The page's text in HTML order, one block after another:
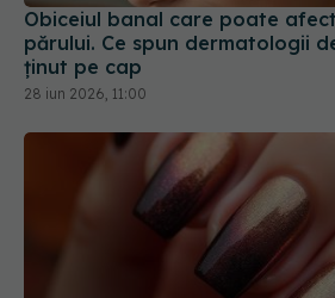
28 iun 2026, 11:00